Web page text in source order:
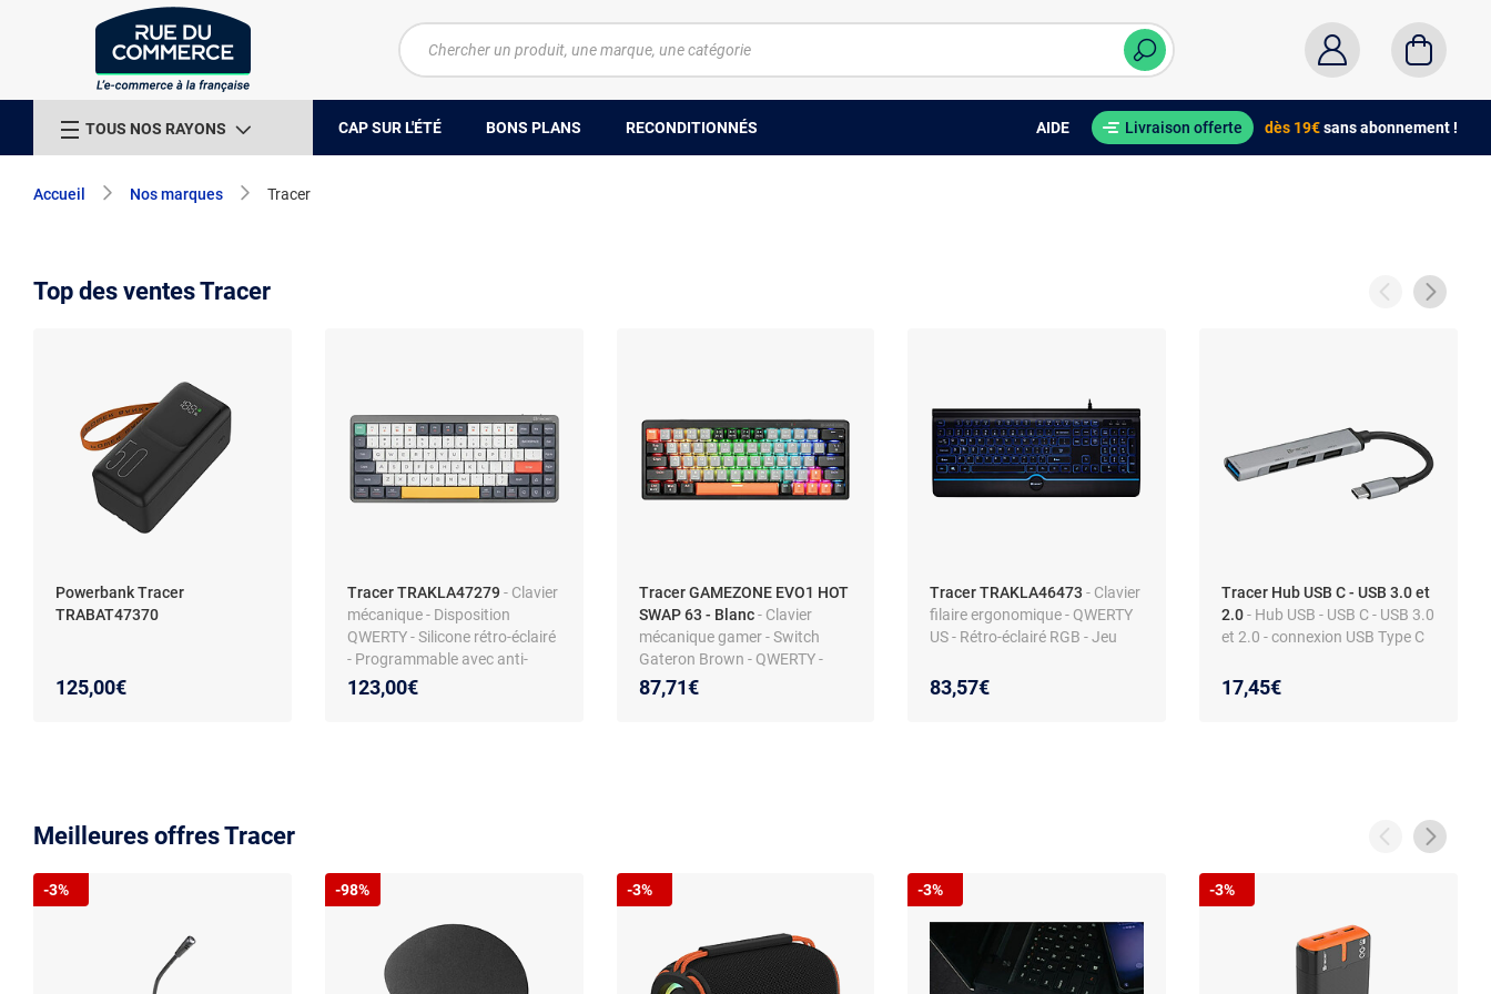
TOUS NOS RAYONS CAP SUR L'ÉTÉ BONS PLANS RECONDITIONNÉS AIDE Livraison offerte dès 19€sans abonnement !
Accueil Nos marques Tracer
Top des ventes Tracer
Powerbank Tracer
TRABAT47370
125,00€
Tracer TRAKLA47279 - Clavier
mécanique - Disposition
QWERTY - Silicone rétro-éclairé
- Programmable avec anti-
Ghosting - USB - Blanc et
multicolore
123,00€
Tracer GAMEZONE EVO1 HOT
SWAP 63 - Blanc- Clavier
mécanique gamer - Switch
Gateron Brown - QWERTY -
RGB - Filaire
87,71€
Tracer TRAKLA46473 - Clavier
filaire ergonomique - QWERTY
US - Rétro-éclairé RGB - Jeu
83,57€
Tracer Hub USB C - USB 3.0 et
2.0- Hub USB - USB C - USB 3.0
et 2.0 - connexion USB Type C
17,45€
Meilleures offres Tracer
-3% -98% -3% -3% -3%